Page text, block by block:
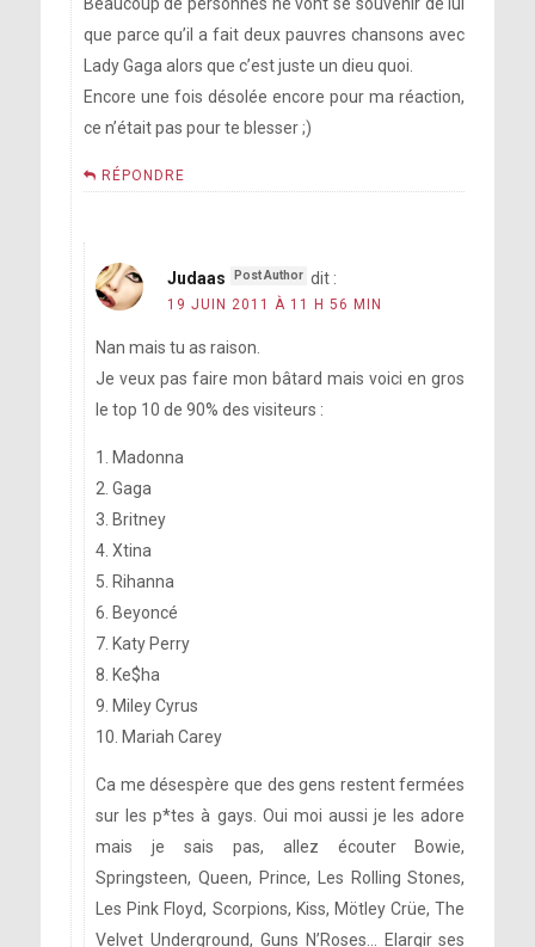
Beaucoup de personnes ne vont se souvenir de lui
que parce qu’il a fait deux pauvres chansons avec
Lady Gaga alors que c’est juste un dieu quoi.
Encore une fois désolée encore pour ma réaction,
ce n’était pas pour te blesser ;)
RÉPONDRE
Judaas dit :
19 JUIN 2011 À 11 H 56 MIN
Nan mais tu as raison.
Je veux pas faire mon bâtard mais voici en gros
le top 10 de 90% des visiteurs :
1. Madonna
2. Gaga
3. Britney
4. Xtina
5. Rihanna
6. Beyoncé
7. Katy Perry
8. Ke$ha
9. Miley Cyrus
10. Mariah Carey
Ca me désespère que des gens restent fermées
sur les p*tes à gays. Oui moi aussi je les adore
mais je sais pas, allez écouter Bowie,
Springsteen, Queen, Prince, Les Rolling Stones,
Les Pink Floyd, Scorpions, Kiss, Mötley Crüe, The
Velvet Underground, Guns N’Roses… Elargir ses